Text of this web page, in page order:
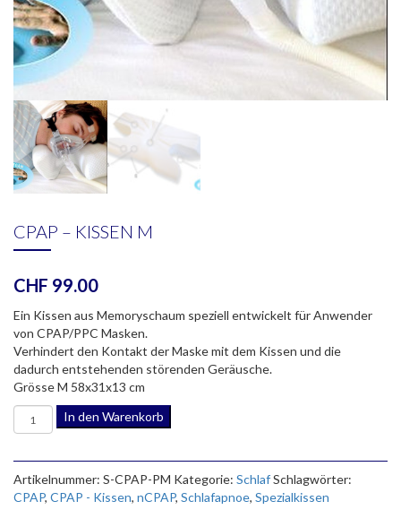
CPAP – KISSEN M
CHF 99.00
Ein Kissen aus Memoryschaum speziell entwickelt für Anwender
von CPAP/PPC Masken.
Verhindert den Kontakt der Maske mit dem Kissen und die
dadurch entstehenden störenden Geräusche.
Grösse M 58x31x13 cm
CPAP
-
M
Menge
In den Warenkorb
Artikelnummer: S-CPAP-PM Kategorie: SchlafSchlagwörter:
CPAP, CPAP - Kissen, nCPAP, Schlafapnoe, Spezialkissen